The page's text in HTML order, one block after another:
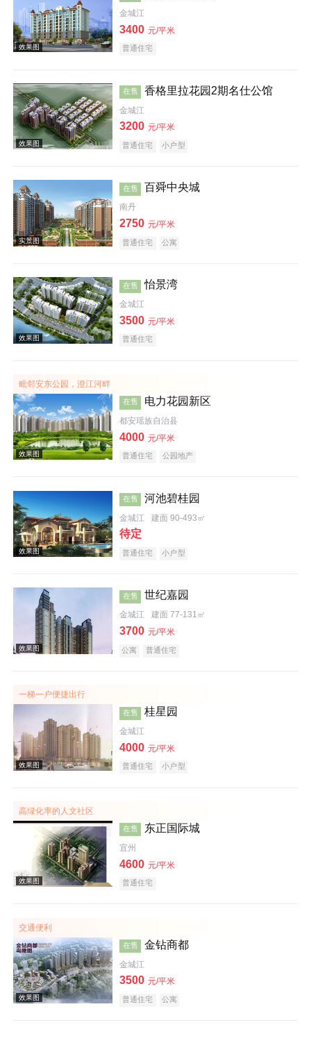
效果图
效果图
效果图
金城江
3400 元/平米
普通住宅
效果图
在售 香格里拉花园2期名仕公馆
金城江
3200 元/平米
普通住宅 小户型
实景图
在售 百舜中央城
南丹
2750 元/平米
普通住宅 公寓
效果图
在售 怡景湾
金城江
3500 元/平米
普通住宅
毗邻安东公园，澄江河畔
在售 电力花园新区
都安瑶族自治县
4000 元/平米
普通住宅 公园地产
在售 河池碧桂园
金城江 建面 90-493㎡
待定
普通住宅 小户型
在售 世纪嘉园
金城江 建面 77-131㎡
3700 元/平米
公寓 普通住宅
一梯一户便捷出行
在售 桂星园
金城江
4000 元/平米
普通住宅 小户型
高绿化率的人文社区
在售 东正国际城
宜州
4600 元/平米
普通住宅
交通便利
在售 金钻商都
金城江
3500 元/平米
普通住宅 公寓